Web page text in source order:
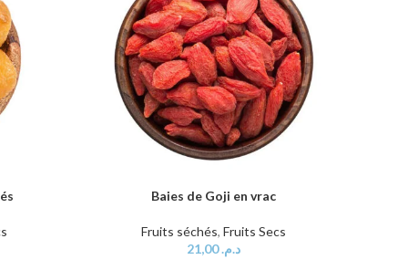
AJOUTER AU PANIERBaies de Goji en vrac
Fruits séchés, Fruits Secs
د.م.21,00